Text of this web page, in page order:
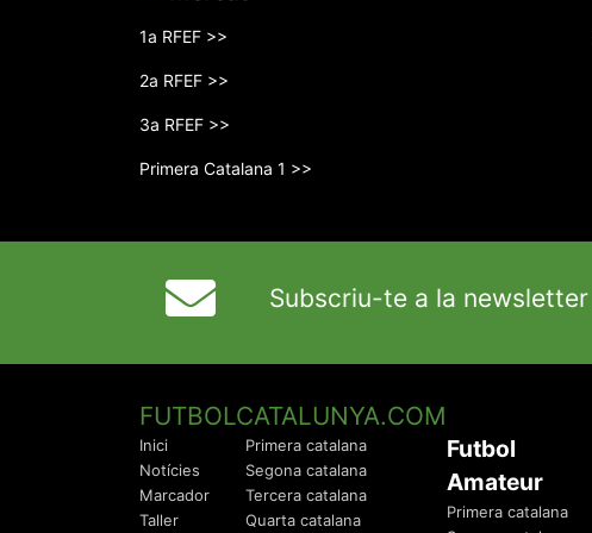
1a RFEF >>
2a RFEF >>
3a RFEF >>
Primera Catalana 1 >>
Subscriu-te a la newsletter
FUTBOLCATALUNYA.COM
Inici
Notícies
Marcador
Taller
Primera catalana
Segona catalana
Tercera catalana
Quarta catalana
Futbol
Amateur
Primera catalana